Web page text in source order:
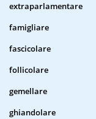
extraparlamentare
famigliare
fascicolare
follicolare
gemellare
ghiandolare